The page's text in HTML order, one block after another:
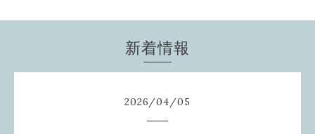
新着情報
2026/04/05